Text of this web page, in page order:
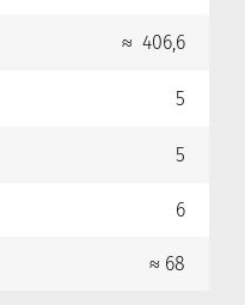
≈ 406,6
5
5
6
≈ 68